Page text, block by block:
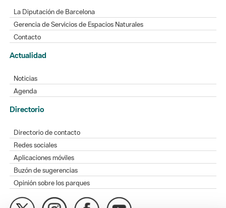
La Diputación de Barcelona
Gerencia de Servicios de Espacios Naturales
Contacto
Actualidad
Noticias
Agenda
Directorio
Directorio de contacto
Redes sociales
Aplicaciones móviles
Buzón de sugerencias
Opinión sobre los parques